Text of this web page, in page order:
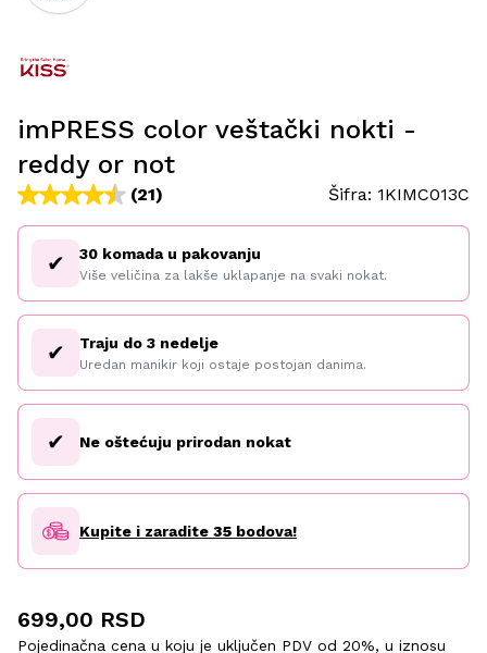
imPRESS color veštački nokti -
reddy or not
(21) Šifra: 1KIMC013C
✔ 30 komada u pakovanju
Više veličina za lakše uklapanje na svaki nokat.
✔ Traju do 3 nedelje
Uredan manikir koji ostaje postojan danima.
✔ Ne oštećuju prirodan nokat
Kupite i zaradite 35 bodova!
699,00 RSD
Pojedinačna cena u koju je uključen PDV od 20%, u iznosu